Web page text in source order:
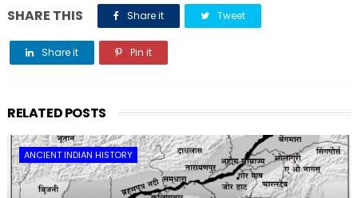
SHARE THIS Share it Tweet
Share it Pin it
RELATED POSTS
ANCIENT INDIAN HISTORY